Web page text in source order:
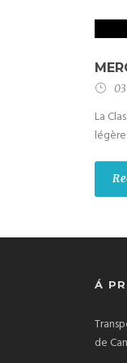
La
Á
de